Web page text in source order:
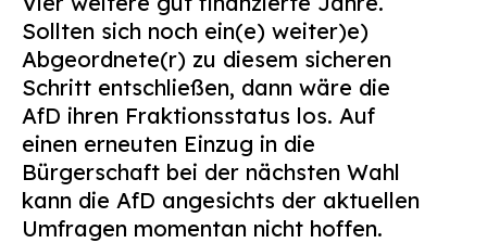
Sollten sich noch ein(e) weiter)e)
Abgeordnete(r) zu diesem sicheren
Schritt entschließen, dann wäre die
AfD ihren Fraktionsstatus los. Auf
einen erneuten Einzug in die
Bürgerschaft bei der nächsten Wahl
kann die AfD angesichts der aktuellen
Umfragen momentan nicht hoffen.